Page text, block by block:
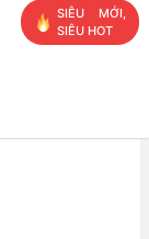
SIÊU MỚI,
SIÊU HOT